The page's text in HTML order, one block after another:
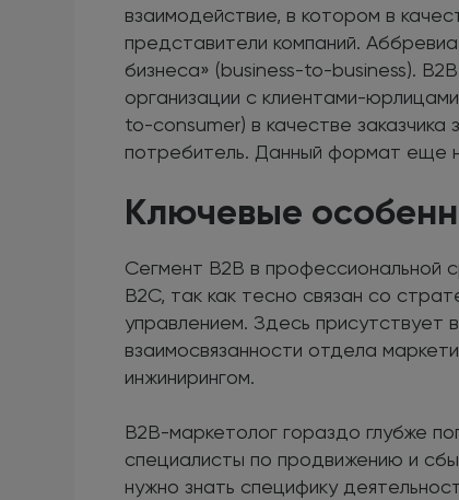
взаимодействие, в котором в
представители компаний.
бизнеса» (business-to-business).
организации с клиентами-
to-consumer) в качестве
потребитель. Данный формат еще
Ключевые
Сегмент В2В в профессиональной
В2С, так как тесно связан со
управлением. Здесь присутствует
взаимосвязанности отдела
инжинирингом.
В2В-маркетолог гораздо глубже
специалисты по продвижению и
нужно знать специфику